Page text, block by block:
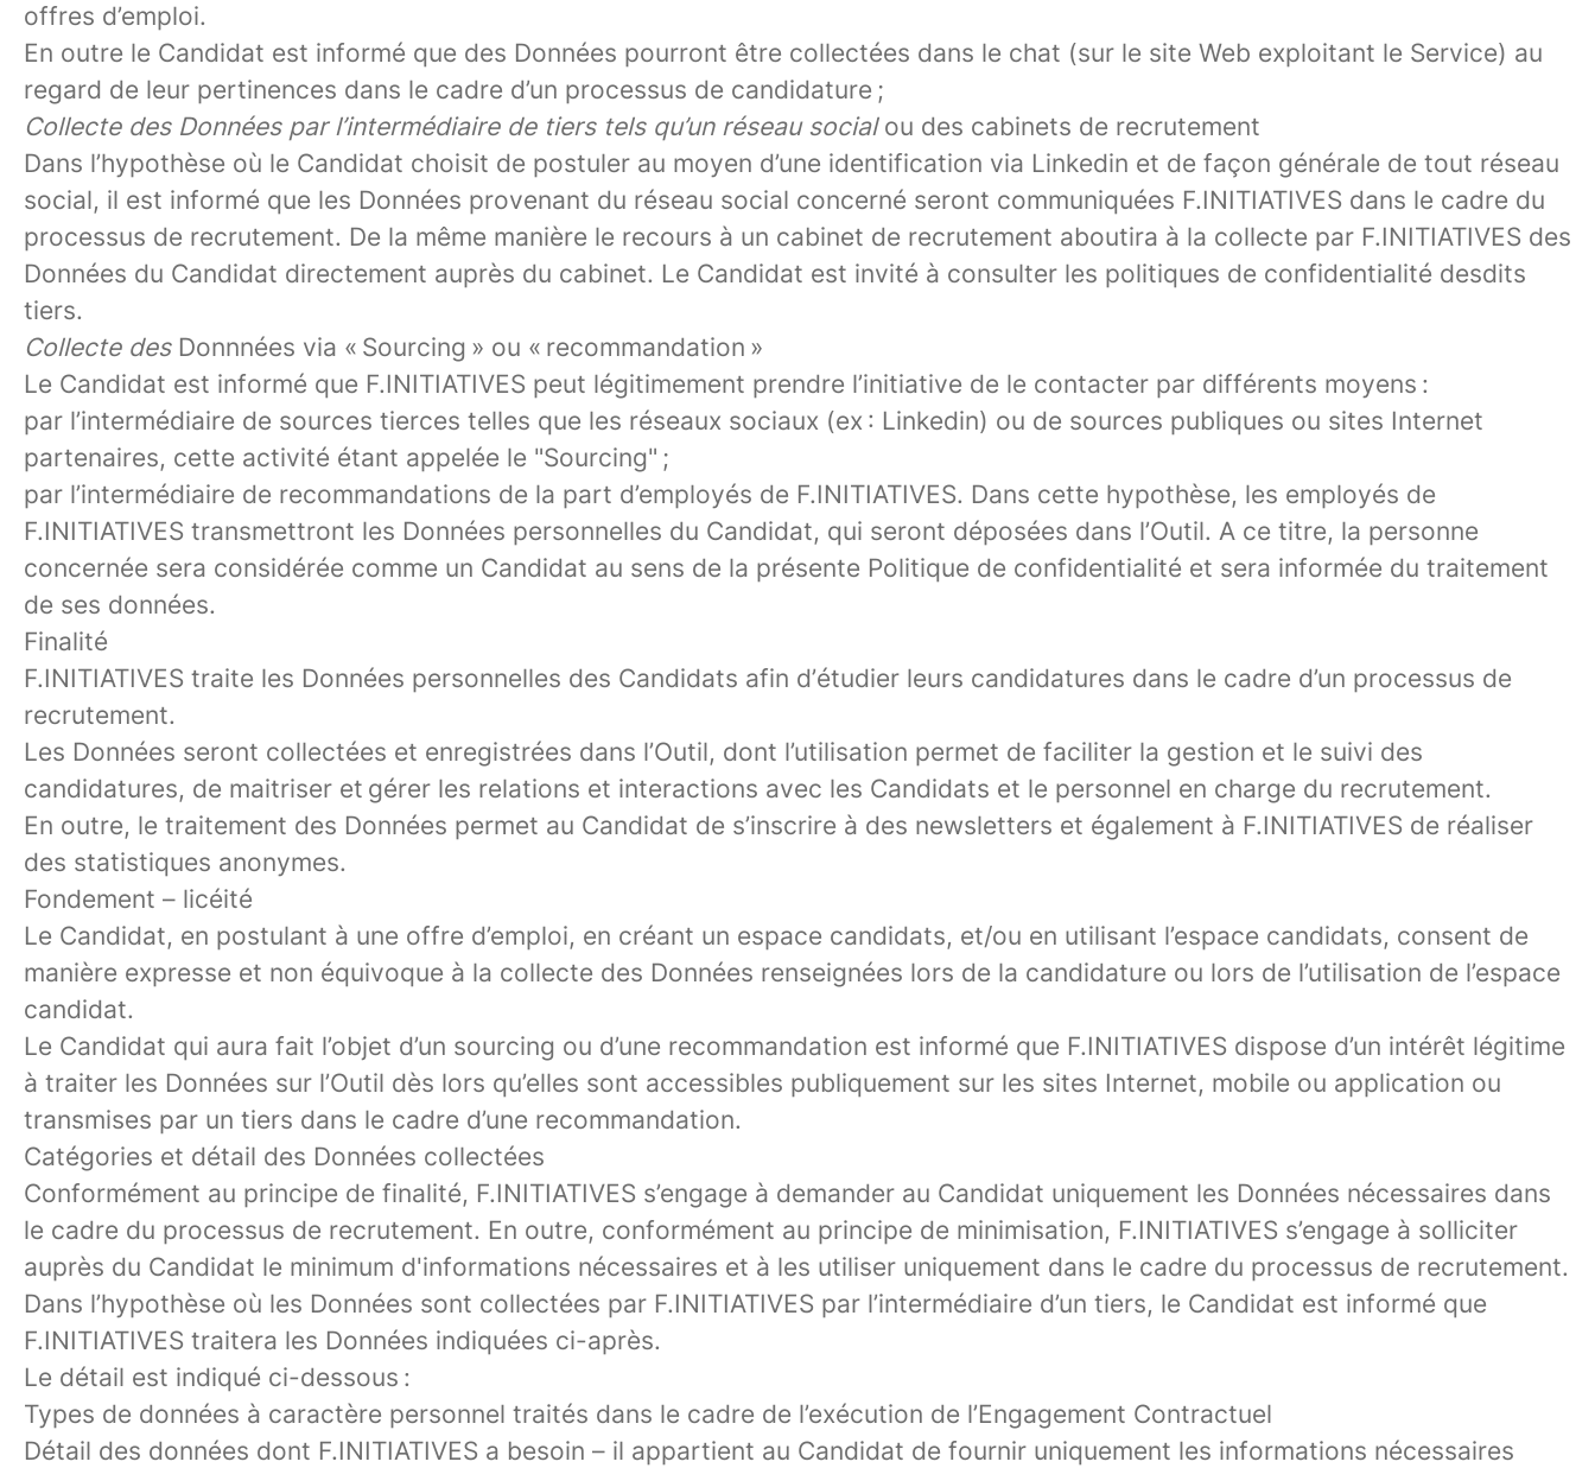
offres d’emploi.
En outre le Candidat est informé que des Données pourront être collectées dans le chat (sur le site Web exploitant le Service) au
regard de leur pertinences dans le cadre d’un processus de candidature ;
Collecte des Données par l’intermédiaire de tiers tels qu’un réseau socialou des cabinets de recrutement
Dans l’hypothèse où le Candidat choisit de postuler au moyen d’une identification via Linkedin et de façon générale de tout réseau
social, il est informé que les Données provenant du réseau social concerné seront communiquées F.INITIATIVES dans le cadre du
processus de recrutement. De la même manière le recours à un cabinet de recrutement aboutira à la collecte par F.INITIATIVES des
Données du Candidat directement auprès du cabinet. Le Candidat est invité à consulter les politiques de confidentialité desdits
tiers.
Collecte des Donnnées via « Sourcing » ou « recommandation »
Le Candidat est informé que F.INITIATIVES peut légitimement prendre l’initiative de le contacter par différents moyens :
par l’intermédiaire de sources tierces telles que les réseaux sociaux (ex : Linkedin) ou de sources publiques ou sites Internet
partenaires, cette activité étant appelée le "Sourcing" ;
par l’intermédiaire de recommandations de la part d’employés de F.INITIATIVES. Dans cette hypothèse, les employés de
F.INITIATIVES transmettront les Données personnelles du Candidat, qui seront déposées dans l’Outil. A ce titre, la personne
concernée sera considérée comme un Candidat au sens de la présente Politique de confidentialité et sera informée du traitement
de ses données.
Finalité
F.INITIATIVES traite les Données personnelles des Candidats afin d’étudier leurs candidatures dans le cadre d’un processus de
recrutement.
Les Données seront collectées et enregistrées dans l’Outil, dont l’utilisation permet de faciliter la gestion et le suivi des
candidatures, de maitriser et gérer les relations et interactions avec les Candidats et le personnel en charge du recrutement.
En outre, le traitement des Données permet au Candidat de s’inscrire à des newsletters et également à F.INITIATIVES de réaliser
des statistiques anonymes.
Fondement – licéité
Le Candidat, en postulant à une offre d’emploi, en créant un espace candidats, et/ou en utilisant l’espace candidats, consent de
manière expresse et non équivoque à la collecte des Données renseignées lors de la candidature ou lors de l’utilisation de l’espace
candidat.
Le Candidat qui aura fait l’objet d’un sourcing ou d’une recommandation est informé que F.INITIATIVES dispose d’un intérêt légitime
à traiter les Données sur l’Outil dès lors qu’elles sont accessibles publiquement sur les sites Internet, mobile ou application ou
transmises par un tiers dans le cadre d’une recommandation.
Catégories et détail des Données collectées
Conformément au principe de finalité, F.INITIATIVES s’engage à demander au Candidat uniquement les Données nécessaires dans
le cadre du processus de recrutement. En outre, conformément au principe de minimisation, F.INITIATIVES s’engage à solliciter
auprès du Candidat le minimum d'informations nécessaires et à les utiliser uniquement dans le cadre du processus de recrutement.
Dans l’hypothèse où les Données sont collectées par F.INITIATIVES par l’intermédiaire d’un tiers, le Candidat est informé que
F.INITIATIVES traitera les Données indiquées ci-après.
Le détail est indiqué ci-dessous :
Types de données à caractère personnel traités dans le cadre de l’exécution de l’Engagement Contractuel
Détail des données dont F.INITIATIVES a besoin – il appartient au Candidat de fournir uniquement les informations nécessaires